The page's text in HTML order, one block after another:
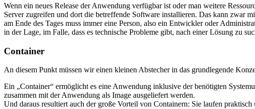
Wenn ein neues Release der Anwendung verfügbar ist oder man weitere
Server zugreifen und dort die betreffende Software installieren. Das kann zwar
am Ende des Tages muss immer eine Person, also ein Entwickler oder
in der Lage, im Falle, dass es technische Probleme gibt, nach einer Lösung zu
Container
An diesem Punkt müssen wir einen kleinen Abstecher in das grundlegende
Ein „Container“ ermöglicht es eine Anwendung inklusive der benötigten
zusammen mit der Anwendung als Image ausgeliefert werden.
Und daraus resultiert auch der große Vorteil von Containern: Sie laufen praktisch